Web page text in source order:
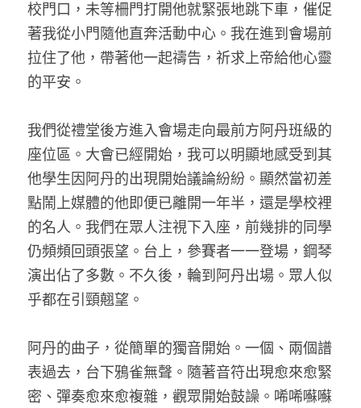
校門口，未等柵門打開他就緊張地跳下車，催促
著我從小門隨他直奔活動中心。我在進到會場前
拉住了他，帶著他一起禱告，祈求上帝給他心靈
的平安。
我們從禮堂後方進入會場走向最前方阿丹班級的
座位區。大會已經開始，我可以明顯地感受到其
他學生因阿丹的出現開始議論紛紛。顯然當初差
點鬧上媒體的他即便已離開一年半，還是學校裡
的名人。我們在眾人注視下入座，前幾排的同學
仍頻頻回頭張望。台上，參賽者一一登場，鋼琴
演出佔了多數。不久後，輪到阿丹出場。眾人似
乎都在引頸翹望。
阿丹的曲子，從簡單的獨音開始。一個、兩個譜
表過去，台下鴉雀無聲。隨著音符出現愈來愈緊
密、彈奏愈來愈複雜，觀眾開始鼓譟。唏唏囌囌